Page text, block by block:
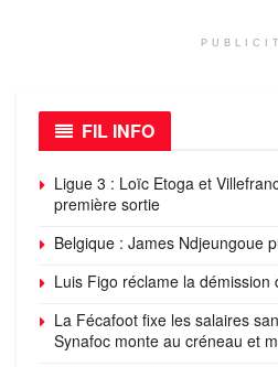
FIL INFO
Ligue 3 : Loïc Etoga et
première sortie
Belgique : James Ndjeungoue
Luis Figo réclame la démission
La Fécafoot fixe les salaires
Synafoc monte au créneau et